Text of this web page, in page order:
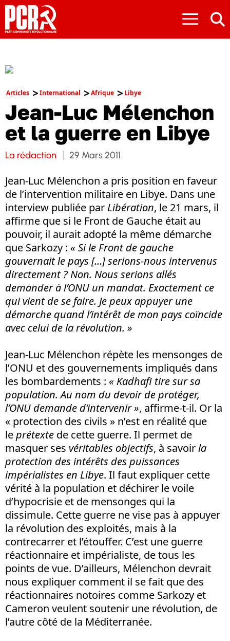
≡
Articles International Afrique Libye
Jean-Luc Mélenchon
et la guerre en Libye
La rédaction 29 Mars 2011
Jean-Luc Mélenchon a pris position en faveur
de l’intervention militaire en Libye. Dans une
interview publiée par Libération, le 21 mars, il
affirme que si le Front de Gauche était au
pouvoir, il aurait adopté la même démarche
que Sarkozy : « Si le Front de gauche
gouvernait le pays […] serions-nous intervenus
directement ? Non. Nous serions allés
demander à l’ONU un mandat. Exactement ce
qui vient de se faire. Je peux appuyer une
démarche quand l’intérêt de mon pays coïncide
avec celui de la révolution. »
Jean-Luc Mélenchon répète les mensonges de
l’ONU et des gouvernements impliqués dans
les bombardements : « Kadhafi tire sur sa
population. Au nom du devoir de protéger,
l’ONU demande d’intervenir », affirme-t-il. Or la
« protection des civils » n’est en réalité que
leprétexte de cette guerre. Il permet de
masquer ses véritables objectifs, à savoirla
protection des intérêts des puissances
impérialistes en Libye. Il faut expliquer cette
vérité à la population et déchirer le voile
d’hypocrisie et de mensonges qui la
dissimule. Cette guerre ne vise pas à appuyer
la révolution des exploités, mais à la
contrecarrer et l’étouffer. C’est une guerre
réactionnaire et impérialiste, de tous les
points de vue. D’ailleurs, Mélenchon devrait
nous expliquer comment il se fait que des
réactionnaires notoires comme Sarkozy et
Cameron veulent soutenir une révolution, de
l’autre côté de la Méditerranée.